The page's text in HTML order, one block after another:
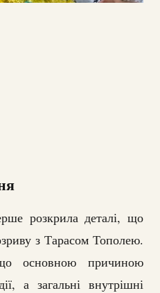
розкрила деталі, що
з Тарасом Тополею.
основною причиною
а загальні внутрішні